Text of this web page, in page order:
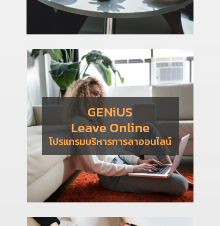
GENiUS
Leave Online
โปรแกรมบริหารการลาออนไลน์